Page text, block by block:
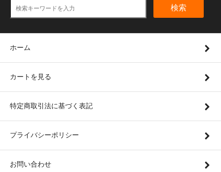
検索
ホーム
カートを見る
特定商取引法に基づく表記
プライバシーポリシー
お問い合わせ